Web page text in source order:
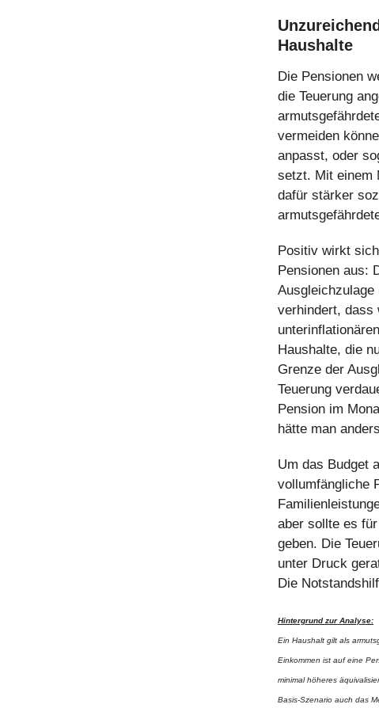
Haushalte
Die Pensionen
die Teuerung
vermeiden
anpasst, oder
setzt. Mit einem
dafür stärker
Positiv wirkt
Pensionen aus:
Ausgleichzulage
verhindert, dass
Haushalte, die
Grenze der
Teuerung
Pension im
hätte man
Um das Budget
vollumfängliche
aber sollte es
geben. Die
unter Druck
Die
Hintergrund zur Analyse:
Ein Haushalt gilt als
Einkommen ist auf eine
minimal höheres
Basis-Szenario auch das